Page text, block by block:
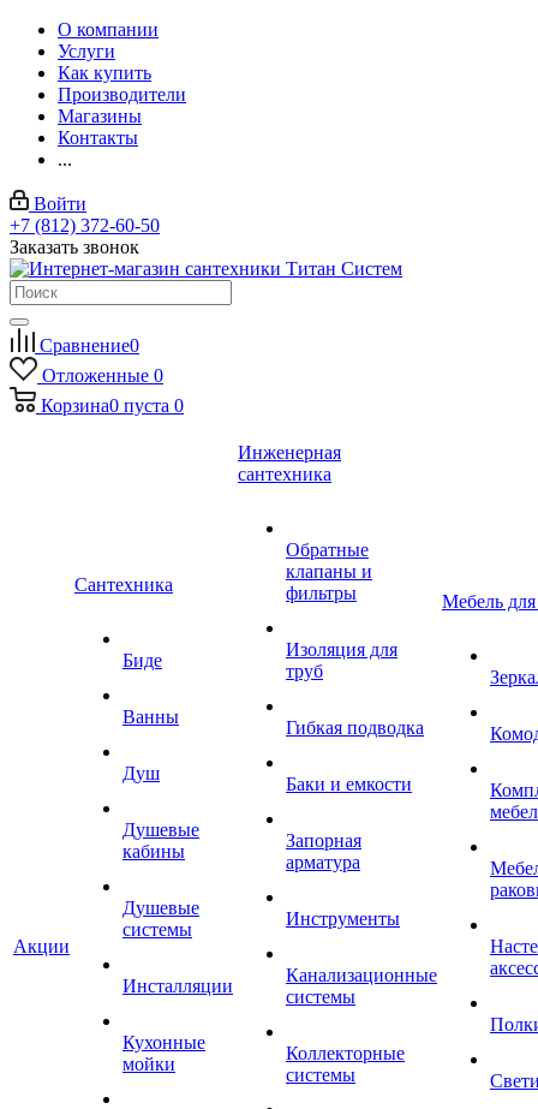
О компании
Услуги
Как купить
Производители
Магазины
Контакты
...
Войти
+7 (812) 372-60-50
Заказать звонок
Сравнение0
Отложенные 0
Корзина0 пуста 0
Акции
Сантехника
Биде
Ванны
Душ
Душевые
кабины
Душевые
системы
Инсталляции
Кухонные
мойки
Инженерная
сантехника
Обратные
клапаны и
фильтры
Изоляция для
труб
Гибкая подводка
Баки и емкости
Запорная
арматура
Инструменты
Канализационные
системы
Коллекторные
системы
Мебель